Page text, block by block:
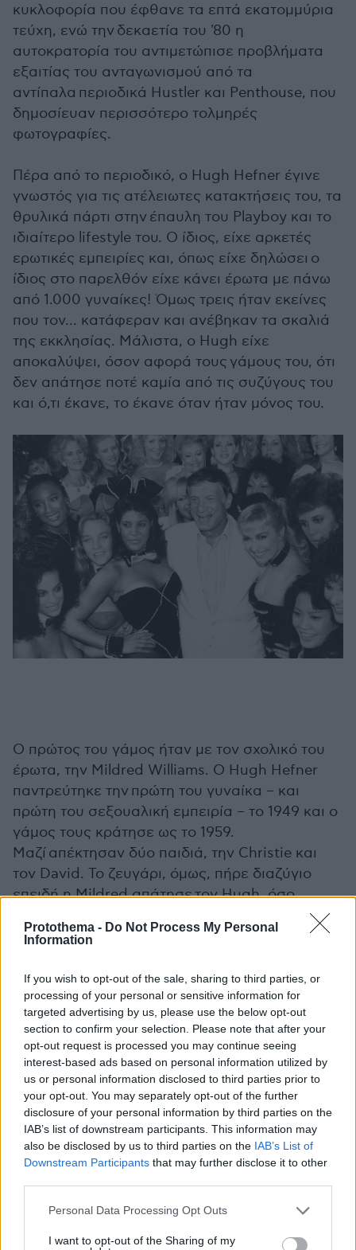
Protothema - Do Not Process My Personal
Information
If you wish to opt-out of the sale, sharing to third parties, or
processing of your personal or sensitive information for
targeted advertising by us, please use the below opt-out
section to confirm your selection. Please note that after your
opt-out request is processed you may continue seeing
interest-based ads based on personal information utilized by
us or personal information disclosed to third parties prior to
your opt-out. You may separately opt-out of the further
disclosure of your personal information by third parties on the
IAB’s list of downstream participants. This information may
also be disclosed by us to third parties on the IAB’s List of
Downstream Participants that may further disclose it to other
Please note that this website/app uses one or more Google
not limited to your visit or usage behaviour. You may click to
Personal Data Processing Opt Outs
I want to opt-out of the Sharing of my
κυκλοφορία που έφθανε τα επτά εκατομμύρια
τεύχη, ενώ την δεκαετία του '80 η
αυτοκρατορία του αντιμετώπισε προβλήματα
εξαιτίας του ανταγωνισμού από τα
αντίπαλα περιοδικά Hustler και Penthouse, που
δημοσίευαν περισσότερο τολμηρές
φωτογραφίες.
Πέρα από το περιοδικό, ο Hugh Hefner έγινε
γνωστός για τις ατέλειωτες κατακτήσεις του, τα
θρυλικά πάρτι στην έπαυλη του Playboy και το
ιδιαίτερο lifestyle του. Ο ίδιος, είχε αρκετές
ερωτικές εμπειρίες και, όπως είχε δηλώσει ο
ίδιος στο παρελθόν είχε κάνει έρωτα με πάνω
από 1.000 γυναίκες! Όμως τρεις ήταν εκείνες
που τον... κατάφεραν και ανέβηκαν τα σκαλιά
της εκκλησίας. Μάλιστα, ο Hugh είχε
αποκαλύψει, όσον αφορά τους γάμους του, ότι
δεν απάτησε ποτέ καμία από τις συζύγους του
και ό,τι έκανε, το έκανε όταν ήταν μόνος του.
Ο πρώτος του γάμος ήταν με τον σχολικό του
έρωτα, την Mildred Williams. Ο Hugh Hefner
παντρεύτηκε την πρώτη του γυναίκα – και
πρώτη του σεξουαλική εμπειρία – το 1949 και ο
γάμος τους κράτησε ως το 1959.
Μαζί απέκτησαν δύο παιδιά, την Christie και
τον David. Το ζευγάρι, όμως, πήρε διαζύγιο
επειδή η Mildred απάτησε τον Hugh, όσο
εκείνος είχε καταταγεί στον Στρατό. Εκείνος
δεν μπορούσε να συνειδητοποιήσει ότι η
αυτόν και, όπως είχε δηλώσει αρκετές φορές,
είχε πληγωθεί πάρα πολύ!